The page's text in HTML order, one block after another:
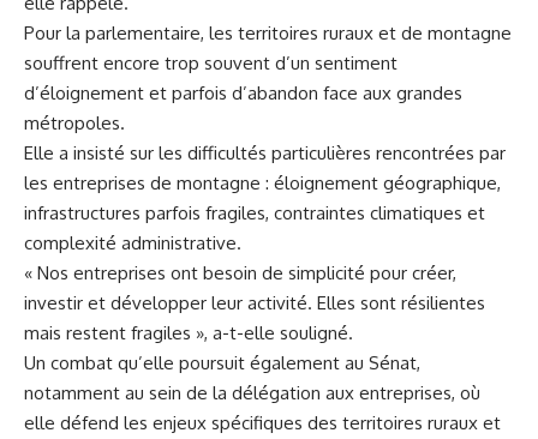
Pour la parlementaire, les territoires ruraux et de montagne
souffrent encore trop souvent d’un sentiment
d’éloignement et parfois d’abandon face aux grandes
métropoles.
Elle a insisté sur les difficultés particulières rencontrées par
les entreprises de montagne : éloignement géographique,
infrastructures parfois fragiles, contraintes climatiques et
complexité administrative.
« Nos entreprises ont besoin de simplicité pour créer,
investir et développer leur activité. Elles sont résilientes
mais restent fragiles », a-t-elle souligné.
Un combat qu’elle poursuit également au Sénat,
notamment au sein de la délégation aux entreprises, où
elle défend les enjeux spécifiques des territoires ruraux et